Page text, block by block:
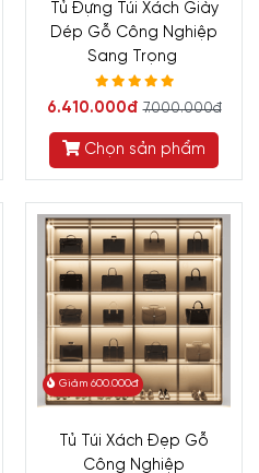
Tủ Đựng Túi Xách Giày
Dép Gỗ Công Nghiệp
Sang Trọng
6.410.000đ 7.000.000đ
Chọn sản phẩm
Giảm 600.000đ
Tủ Túi Xách Đẹp Gỗ
Công Nghiệp